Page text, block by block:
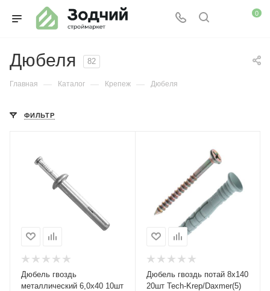
0
Дюбеля 82
Главная — Каталог — Крепеж — Дюбеля
ФИЛЬТР
Дюбель гвоздь
металлический 6,0х40 10шт
Дюбель гвоздь потай 8х140
20шт Tech-Krep/Daxmer(5)